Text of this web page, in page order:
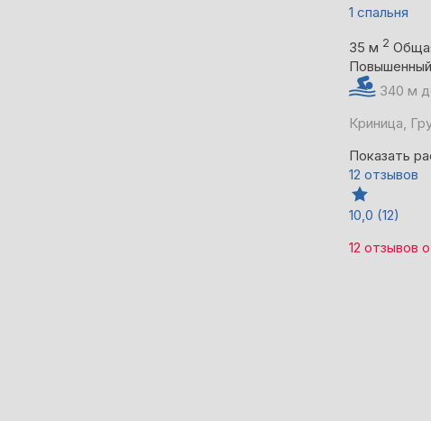
1 спальня
35 м 2
340 м
Криница,
Показать
12 отзывов
10,0 (12)
12 отзывов